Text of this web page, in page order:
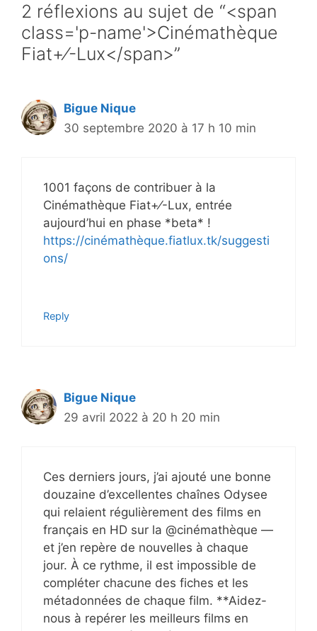
2 réflexions au sujet de “<span
class='p-name'>Cinémathèque
Fiat+⁄-Lux</span>”
Bigue Nique
30 septembre 2020 à 17 h 10 min
1001 façons de contribuer à la
Cinémathèque Fiat+⁄-Lux, entrée
aujourd’hui en phase *beta* !
https://cinémathèque.fiatlux.tk/suggesti
ons/
Reply
Bigue Nique
29 avril 2022 à 20 h 20 min
Ces derniers jours, j’ai ajouté une bonne
douzaine d’excellentes chaînes Odysee
qui relaient régulièrement des films en
français en HD sur la @cinémathèque —
et j’en repère de nouvelles à chaque
jour. À ce rythme, il est impossible de
compléter chacune des fiches et les
métadonnées de chaque film. **Aidez-
nous à repérer les meilleurs films en